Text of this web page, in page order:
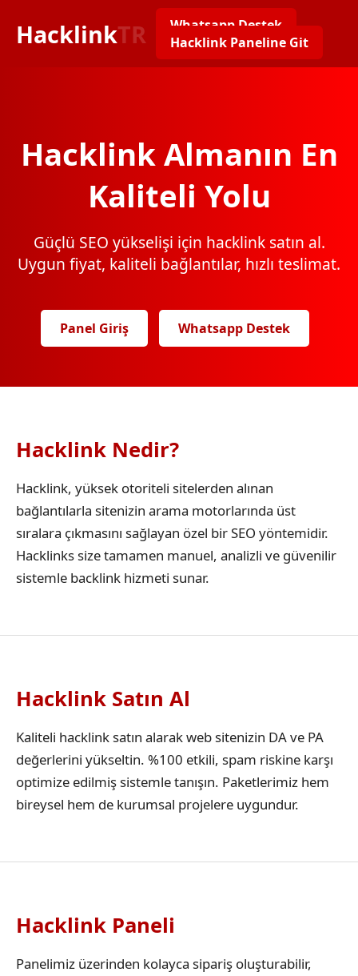
HacklinkTR
Whatsapp Destek
Hacklink Paneline Git
Hacklink Almanın En
Kaliteli Yolu
Güçlü SEO yükselişi için hacklink satın al.
Uygun fiyat, kaliteli bağlantılar, hızlı teslimat.
Panel Giriş Whatsapp Destek
Hacklink Nedir?
Hacklink, yüksek otoriteli sitelerden alınan
bağlantılarla sitenizin arama motorlarında üst
sıralara çıkmasını sağlayan özel bir SEO yöntemidir.
Hacklinks size tamamen manuel, analizli ve güvenilir
sistemle backlink hizmeti sunar.
Hacklink Satın Al
Kaliteli hacklink satın alarak web sitenizin DA ve PA
değerlerini yükseltin. %100 etkili, spam riskine karşı
optimize edilmiş sistemle tanışın. Paketlerimiz hem
bireysel hem de kurumsal projelere uygundur.
Hacklink Paneli
Panelimiz üzerinden kolayca sipariş oluşturabilir,